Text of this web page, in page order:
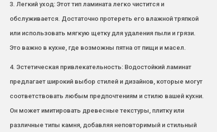
3. Легкий уход: Этот тип ламината легко чистится и
обслуживается. Достаточно протереть его влажной тряпкой
или использовать мягкую щетку для удаления пыли и грязи.
Это важно в кухне, где возможны пятна от пищи и масел.
4. Эстетическая привлекательность: Водостойкий ламинат
предлагает широкий выбор стилей и дизайнов, которые могут
соответствовать любым предпочтениям и стилю вашей кухни.
Он может имитировать древесные текстуры, плитку или
различные типы камня, добавляя неповторимый и стильный